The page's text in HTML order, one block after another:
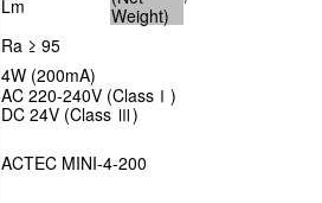
Lm
Weight)
Ra ≥ 95
4W (200mA)
AC 220-240V (ClassⅠ)
DC 24V (Class Ⅲ)
ACTEC MINI-4-200